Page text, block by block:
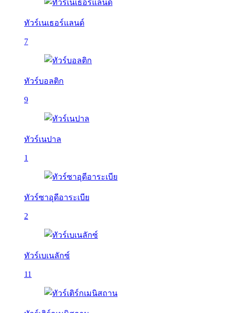
ทัวร์เนเธอร์แลนด์
7
ทัวร์บอลติก
9
ทัวร์เนปาล
1
ทัวร์ซาอุดีอาระเบีย
2
ทัวร์เบเนลักซ์
11